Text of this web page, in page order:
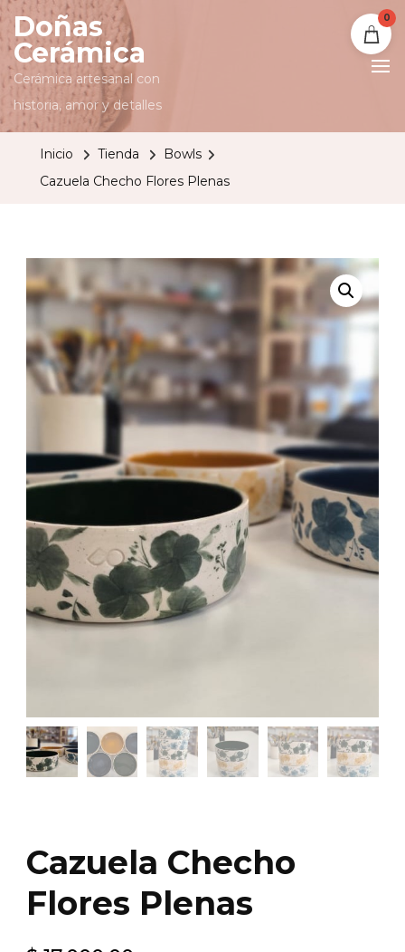
0
Doñas
Cerámica
Cerámica artesanal con
historia, amor y detalles
Inicio Tienda
Bowls
Cazuela Checho Flores Plenas
Cazuela Checho
Flores Plenas